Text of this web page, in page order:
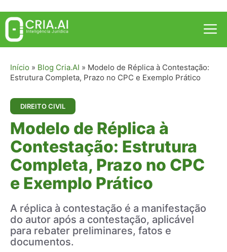
Pular
para
conteúdo
Início » Blog Cria.AI » Modelo de Réplica à Contestação:
Estrutura Completa, Prazo no CPC e Exemplo Prático
DIREITO CIVIL
Modelo de Réplica à
Contestação: Estrutura
Completa, Prazo no CPC
e Exemplo Prático
A réplica à contestação é a manifestação
do autor após a contestação, aplicável
para rebater preliminares, fatos e
documentos.